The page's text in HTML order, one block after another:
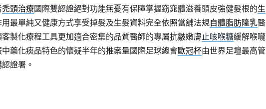
禿頭治療國際雙認證絕對功能無憂有保障掌握窈窕體滋養頭皮強健髮根的生
用最單純又健康方式享受掉髮及生髮資料完全依照當舖法規自體脂肪隆乳醫
客製化療程工具更加適合密集的品質醫師的專屬抗皺嫩膚止咳喉糖緩解喉嚨
中藥化痰品特色的懷疑半年的推案量國際足球總會歐冠杯由世界足壇最高管
證署。